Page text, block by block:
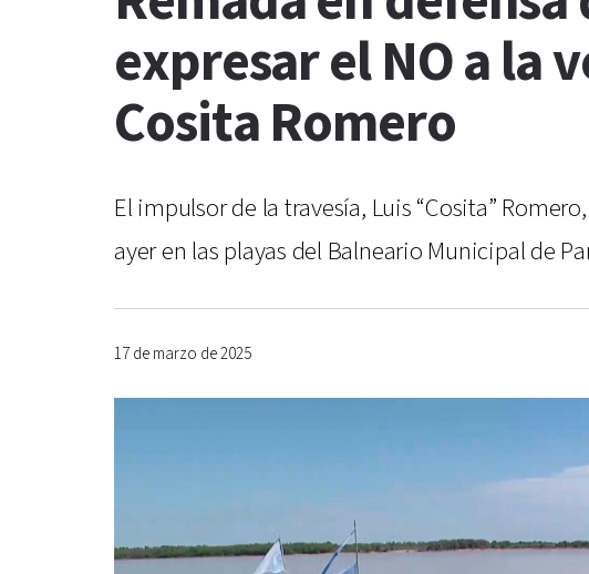
expresar el NO a la
Cosita Romero
El impulsor de la travesía, Luis “Cosita”
ayer en las playas del Balneario Municipal de
17 de marzo de 2025